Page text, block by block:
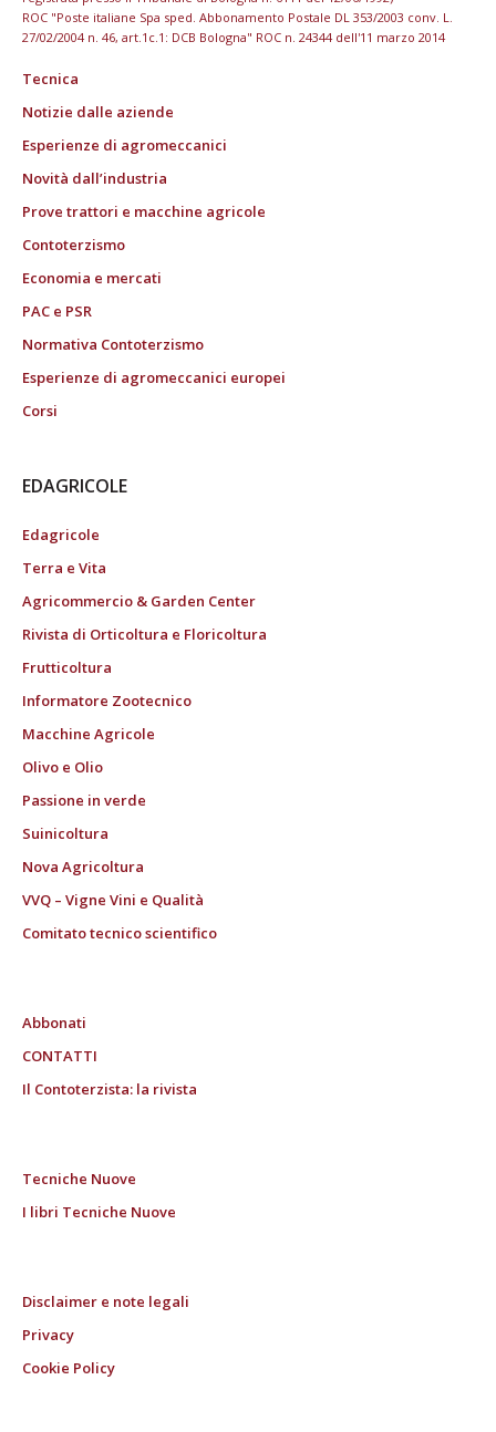
ROC "Poste italiane Spa sped. Abbonamento Postale DL 353/2003 conv. L.
27/02/2004 n. 46, art.1c.1: DCB Bologna" ROC n. 24344 dell'11 marzo 2014
Tecnica
Notizie dalle aziende
Esperienze di agromeccanici
Novità dall’industria
Prove trattori e macchine agricole
Contoterzismo
Economia e mercati
PAC e PSR
Normativa Contoterzismo
Esperienze di agromeccanici europei
Corsi
EDAGRICOLE
Edagricole
Terra e Vita
Agricommercio & Garden Center
Rivista di Orticoltura e Floricoltura
Frutticoltura
Informatore Zootecnico
Macchine Agricole
Olivo e Olio
Passione in verde
Suinicoltura
Nova Agricoltura
VVQ – Vigne Vini e Qualità
Comitato tecnico scientifico
Abbonati
CONTATTI
Il Contoterzista: la rivista
Tecniche Nuove
I libri Tecniche Nuove
Disclaimer e note legali
Privacy
Cookie Policy